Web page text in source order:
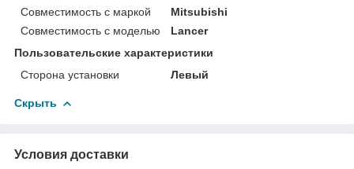
Совместимость с маркой
Mitsubishi
Совместимость с моделью
Lancer
Пользовательские характеристики
Сторона установки
Левый
Скрыть
Условия доставки